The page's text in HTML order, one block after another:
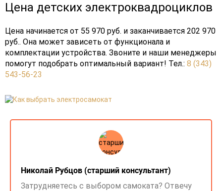
Цена детских электроквадроциклов
Цена начинается от 55 970 руб. и заканчивается 202 970
руб.. Она может зависеть от функционала и
комплектации устройства. Звоните и наши менеджеры
помогут подобрать оптимальный вариант! Тел.: 8 (343)
543-56-23
Николай Рубцов (старший консультант)
Затрудняетесь с выбором самоката? Отвечу